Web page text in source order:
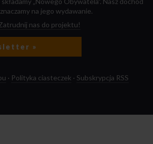
na jego wydawanie.
nas do projektu!
»
· Polityka ciasteczek · Subskrypcja RSS